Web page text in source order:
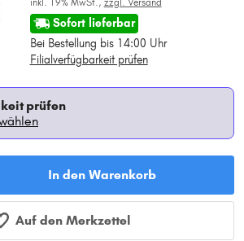
inkl. 19% MwSt., zzgl. Versand
Sofort lieferbar
Bei Bestellung bis 14:00 Uhr
Filialverfügbarkeit prüfen
prüfen
In den Warenkorb
Auf den Merkzettel